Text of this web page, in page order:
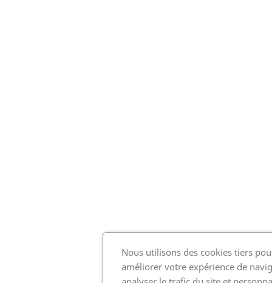
Nous utilisons des cookies tiers
améliorer votre expérience de